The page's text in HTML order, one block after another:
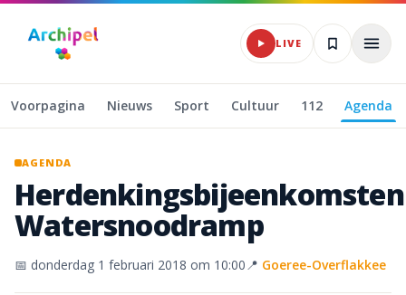
Naar hoofdinhoud
LIVE
Voorpagina Nieuws Sport Cultuur 112 Agenda
AGENDA
Herdenkingsbijeenkomsten
Watersnoodramp
📅 donderdag 1 februari 2018 om 10:00📍 Goeree-Overflakkee